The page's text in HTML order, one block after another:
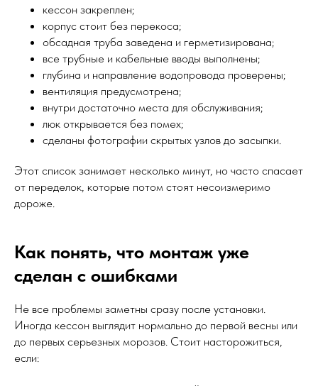
кессон закреплен;
корпус стоит без перекоса;
обсадная труба заведена и герметизирована;
все трубные и кабельные вводы выполнены;
глубина и направление водопровода проверены;
вентиляция предусмотрена;
внутри достаточно места для обслуживания;
люк открывается без помех;
сделаны фотографии скрытых узлов до засыпки.
Этот список занимает несколько минут, но часто спасает
от переделок, которые потом стоят несоизмеримо
дороже.
Как понять, что монтаж уже
сделан с ошибками
Не все проблемы заметны сразу после установки.
Иногда кессон выглядит нормально до первой весны или
до первых серьезных морозов. Стоит насторожиться,
если: